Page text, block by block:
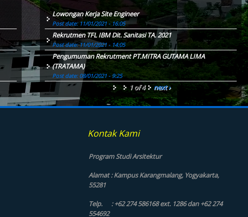
Lowongan Kerja Site Engineer
Post date: 11/01/2021 - 16:05
Rekrutmen TFL IBM Dit. Sanitasi TA. 2021
Post date:11/01/2021 - 14:05
Pengumuman Rekrutment PT.MITRA GUTAMA LIMA
(TRATAMA)
Post date: 08/01/2021 - 9:25
1 of 4 next ›
Kontak Kami
Program Studi Arsitektur
Alamat : Kampus Karangmalang, Yogyakarta,
55281
Telp. : +62 274 586168 ext. 1286 dan +62 274
554692